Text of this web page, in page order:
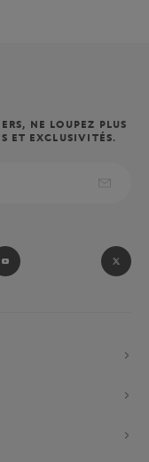
NE LOUPEZ PLUS
ET EXCLUSIVITÉS.